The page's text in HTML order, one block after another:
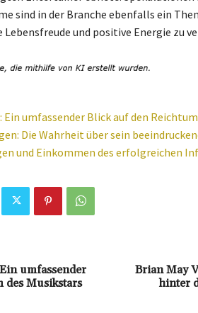
sind in der Branche ebenfalls ein
Lebensfreude und positive Energie zu
Ein umfassender Blick auf den
Die Wahrheit über sein
und Einkommen des erfolgreichen
umfassender
des Musikstars
Brian May
hinter